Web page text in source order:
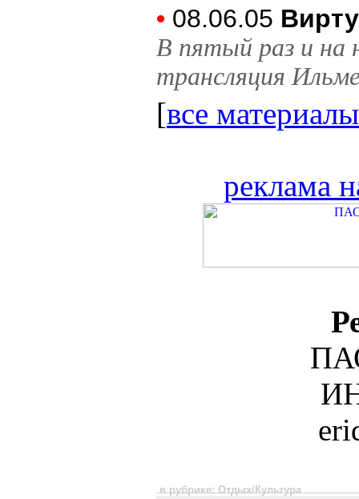
• 08.06.05
В пятый раз и на
трансляция
[все
реклама
в рубрике: Отдых/Культура